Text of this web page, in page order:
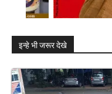
इन्हे भी जरूर देखे